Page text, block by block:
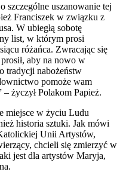
szczególne uszanowanie tej
Franciszek w związku z
W ubiegłą sobotę
list, w którym prosi
różańca. Zwracając się
aby na nowo w
tradycji nabożeństw
pomoże wam
życzył Polakom Papież.
miejsce w życiu Ludu
historia sztuki. Jak mówi
Unii Artystów,
chcieli się zmierzyć w
jest dla artystów Maryja,